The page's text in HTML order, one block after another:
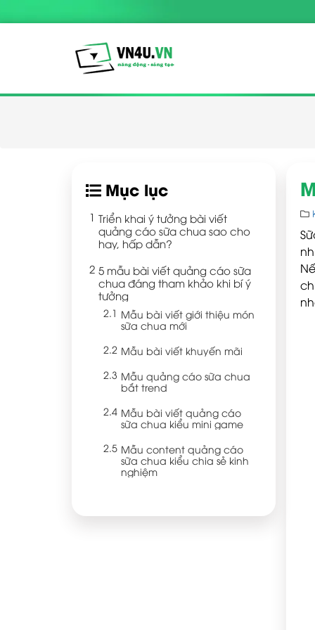
Mục lục
Triển khai ý tưởng bài viết
quảng cáo sữa chua sao cho
hay, hấp dẫn?
5 mẫu bài viết quảng cáo sữa
chua đáng tham khảo khi bí ý
tưởng
Mẫu bài viết giới thiệu món
sữa chua mới
Mẫu bài viết khuyến mãi
Mẫu quảng cáo sữa chua
bắt trend
Mẫu bài viết quảng cáo
sữa chua kiểu mini game
Mẫu content quảng cáo
sữa chua kiểu chia sẻ kinh
nghiệm